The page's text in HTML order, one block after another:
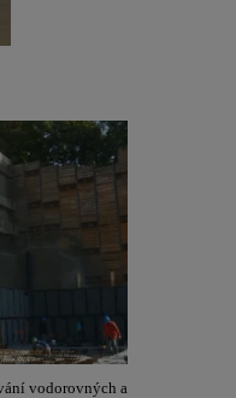
vodorovných a